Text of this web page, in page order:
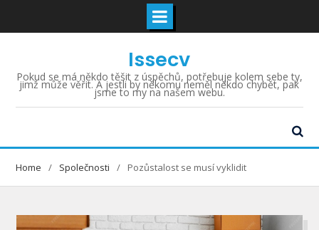
content
Issecv
Pokud se má někdo těšit z úspěchů, potřebuje kolem sebe ty,
jimž může věřit. A jestli by někomu neměl někdo chybět, pak
jsme to my na našem webu.
Home Společnosti Pozůstalost se musí vyklidit